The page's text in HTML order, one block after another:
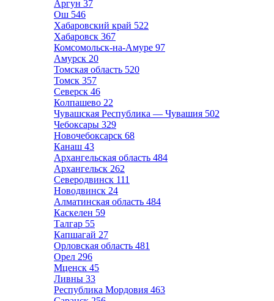
Аргун 37
Ош 546
Хабаровский край 522
Хабаровск 367
Комсомольск-на-Амуре 97
Амурск 20
Томская область 520
Томск 357
Северск 46
Колпашево 22
Чувашская Республика — Чувашия 502
Чебоксары 329
Новочебоксарск 68
Канаш 43
Архангельская область 484
Архангельск 262
Северодвинск 111
Новодвинск 24
Алматинская область 484
Каскелен 59
Талгар 55
Капшагай 27
Орловская область 481
Орел 296
Мценск 45
Ливны 33
Республика Мордовия 463